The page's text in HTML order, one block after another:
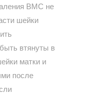
ВМС не
шейки
втянуты в
матки и
после